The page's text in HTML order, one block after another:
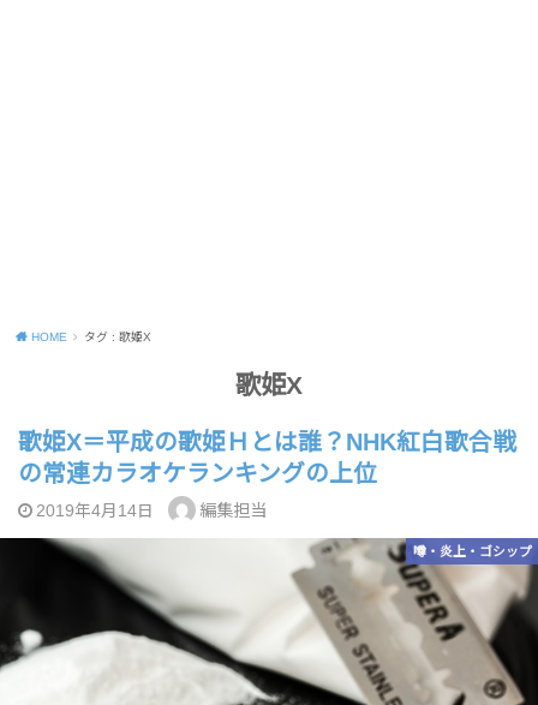
HOME タグ : 歌姫X
歌姫X
歌姫X＝平成の歌姫Ｈとは誰？NHK紅白歌合戦
の常連カラオケランキングの上位
2019年4月14日 編集担当
噂・炎上・ゴシップ